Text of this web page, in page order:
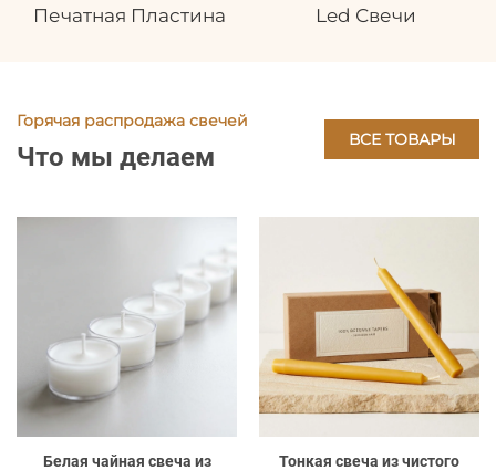
Печатная Пластина Led Свечи
Горячая распродажа свечей
Что мы делаем
ВСЕ ТОВАРЫ
Белая чайная свеча из Тонкая свеча из чистого